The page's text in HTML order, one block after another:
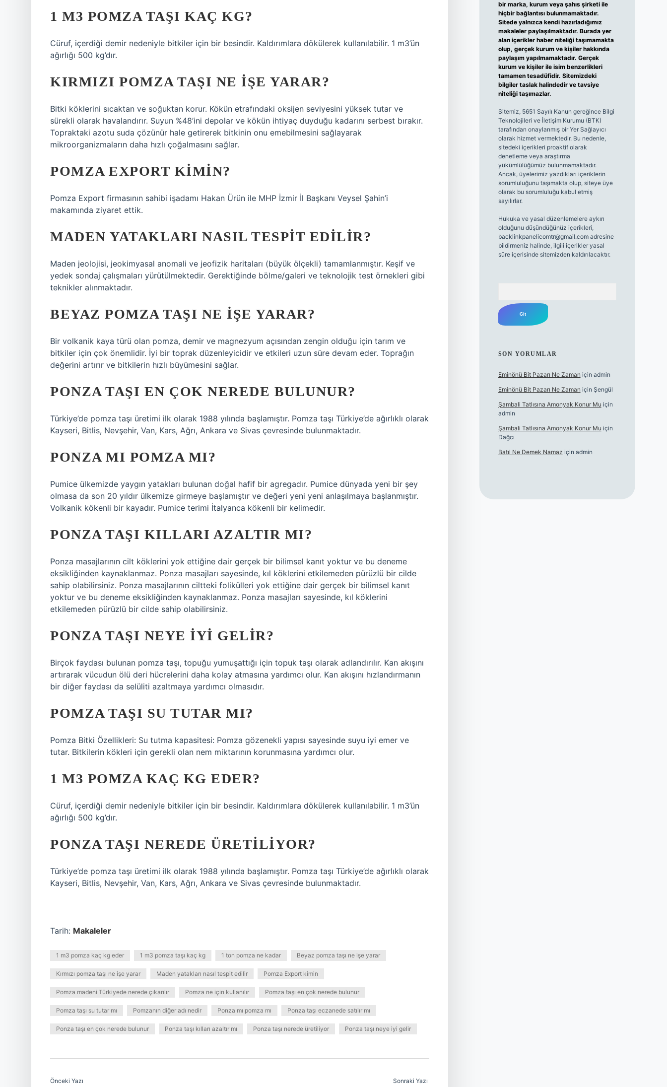
1 M3 POMZA TAŞI KAÇ KG?
Cüruf, içerdiği demir nedeniyle bitkiler için bir besindir. Kaldırımlara dökülerek kullanılabilir. 1 m3’ün
ağırlığı 500 kg’dır.
KIRMIZI POMZA TAŞI NE IŞE YARAR?
Bitki köklerini sıcaktan ve soğuktan korur. Kökün etrafındaki oksijen seviyesini yüksek tutar ve
sürekli olarak havalandırır. Suyun %48’ini depolar ve kökün ihtiyaç duyduğu kadarını serbest bırakır.
Topraktaki azotu suda çözünür hale getirerek bitkinin onu emebilmesini sağlayarak
mikroorganizmaların daha hızlı çoğalmasını sağlar.
POMZA EXPORT KIMIN?
Pomza Export firmasının sahibi işadamı Hakan Ürün ile MHP İzmir İl Başkanı Veysel Şahin’i
makamında ziyaret ettik.
MADEN YATAKLARI NASIL TESPIT EDILIR?
Maden jeolojisi, jeokimyasal anomali ve jeofizik haritaları (büyük ölçekli) tamamlanmıştır. Keşif ve
yedek sondaj çalışmaları yürütülmektedir. Gerektiğinde bölme/galeri ve teknolojik test örnekleri gibi
teknikler alınmaktadır.
BEYAZ POMZA TAŞI NE IŞE YARAR?
Bir volkanik kaya türü olan pomza, demir ve magnezyum açısından zengin olduğu için tarım ve
bitkiler için çok önemlidir. İyi bir toprak düzenleyicidir ve etkileri uzun süre devam eder. Toprağın
değerini artırır ve bitkilerin hızlı büyümesini sağlar.
PONZA TAŞI EN ÇOK NEREDE BULUNUR?
Türkiye’de pomza taşı üretimi ilk olarak 1988 yılında başlamıştır. Pomza taşı Türkiye’de ağırlıklı olarak
Kayseri, Bitlis, Nevşehir, Van, Kars, Ağrı, Ankara ve Sivas çevresinde bulunmaktadır.
PONZA MI POMZA MI?
Pumice ülkemizde yaygın yatakları bulunan doğal hafif bir agregadır. Pumice dünyada yeni bir şey
olmasa da son 20 yıldır ülkemize girmeye başlamıştır ve değeri yeni yeni anlaşılmaya başlanmıştır.
Volkanik kökenli bir kayadır. Pumice terimi İtalyanca kökenli bir kelimedir.
PONZA TAŞI KILLARI AZALTIR MI?
Ponza masajlarının cilt köklerini yok ettiğine dair gerçek bir bilimsel kanıt yoktur ve bu deneme
eksikliğinden kaynaklanmaz. Ponza masajları sayesinde, kıl köklerini etkilemeden pürüzlü bir cilde
sahip olabilirsiniz. Ponza masajlarının ciltteki folikülleri yok ettiğine dair gerçek bir bilimsel kanıt
yoktur ve bu deneme eksikliğinden kaynaklanmaz. Ponza masajları sayesinde, kıl köklerini
etkilemeden pürüzlü bir cilde sahip olabilirsiniz.
PONZA TAŞI NEYE IYI GELIR?
Birçok faydası bulunan pomza taşı, topuğu yumuşattığı için topuk taşı olarak adlandırılır. Kan akışını
artırarak vücudun ölü deri hücrelerini daha kolay atmasına yardımcı olur. Kan akışını hızlandırmanın
bir diğer faydası da selüliti azaltmaya yardımcı olmasıdır.
POMZA TAŞI SU TUTAR MI?
Pomza Bitki Özellikleri: Su tutma kapasitesi: Pomza gözenekli yapısı sayesinde suyu iyi emer ve
tutar. Bitkilerin kökleri için gerekli olan nem miktarının korunmasına yardımcı olur.
1 M3 POMZA KAÇ KG EDER?
Cüruf, içerdiği demir nedeniyle bitkiler için bir besindir. Kaldırımlara dökülerek kullanılabilir. 1 m3’ün
ağırlığı 500 kg’dır.
PONZA TAŞI NEREDE ÜRETILIYOR?
Türkiye’de pomza taşı üretimi ilk olarak 1988 yılında başlamıştır. Pomza taşı Türkiye’de ağırlıklı olarak
Kayseri, Bitlis, Nevşehir, Van, Kars, Ağrı, Ankara ve Sivas çevresinde bulunmaktadır.
Tarih: Makaleler
1 m3 pomza kaç kg eder 1 m3 pomza taşı kaç kg 1 ton pomza ne kadar Beyaz pomza taşı ne işe yarar
Kırmızı pomza taşı ne işe yarar Maden yatakları nasıl tespit edilir Pomza Export kimin
Pomza madeni Türkiyede nerede çıkarılır Pomza ne için kullanılır Pomza taşı en çok nerede bulunur
Pomza taşı su tutar mı Pomzanın diğer adı nedir Ponza mı pomza mı Ponza taşı eczanede satılır mı
Ponza taşı en çok nerede bulunur Ponza taşı kılları azaltır mı Ponza taşı nerede üretiliyor Ponza taşı neye iyi gelir
Önceki Yazı Sonraki Yazı
bir marka, kurum veya şahıs şirketi ile
hiçbir bağlantısı bulunmamaktadır.
Sitede yalnızca kendi hazırladığımız
makaleler paylaşılmaktadır. Burada yer
alan içerikler haber niteliği taşımamakta
olup, gerçek kurum ve kişiler hakkında
paylaşım yapılmamaktadır. Gerçek
kurum ve kişiler ile isim benzerlikleri
tamamen tesadüfidir. Sitemizdeki
bilgiler taslak halindedir ve tavsiye
niteliği taşımazlar.
Sitemiz, 5651 Sayılı Kanun gereğince Bilgi
Teknolojileri ve İletişim Kurumu (BTK)
tarafından onaylanmış bir Yer Sağlayıcı
olarak hizmet vermektedir. Bu nedenle,
sitedeki içerikleri proaktif olarak
denetleme veya araştırma
yükümlülüğümüz bulunmamaktadır.
Ancak, üyelerimiz yazdıkları içeriklerin
sorumluluğunu taşımakta olup, siteye üye
olarak bu sorumluluğu kabul etmiş
sayılırlar.
Hukuka ve yasal düzenlemelere aykırı
olduğunu düşündüğünüz içerikleri,
backlinkpanelicomtr@gmail.comadresine
bildirmeniz halinde, ilgili içerikler yasal
süre içerisinde sitemizden kaldırılacaktır.
SON YORUMLAR
Eminönü Bit Pazarı Ne Zaman için admin
Eminönü Bit Pazarı Ne Zaman için Şengül
Şambali Tatlısına Amonyak Konur Mu için
admin
Şambali Tatlısına Amonyak Konur Mu için
Dağcı
Batıl Ne Demek Namaz için admin